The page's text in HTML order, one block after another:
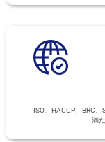
ISO、HACCP、BRC
満